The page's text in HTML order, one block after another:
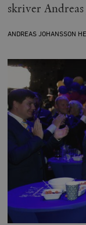
skriver
ANDREAS JOHANSSON